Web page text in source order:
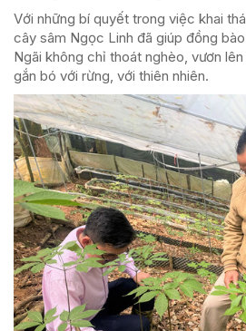
Với những bí quyết trong việc khai
cây sâm Ngọc Linh đã giúp đồng
Ngãi không chỉ thoát nghèo, vươn
gắn bó với rừng, với thiên nhiên.